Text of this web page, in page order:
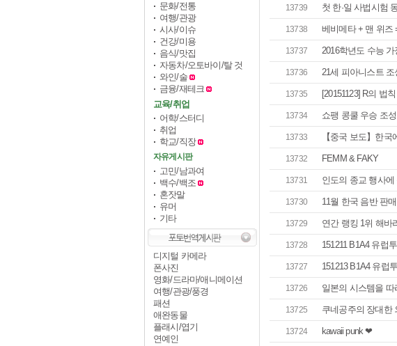
문화/전통
여행/관광
시사/이슈
건강/미용
음식/맛집
자동차/오토바이/탈 것
와인/술
금융/재테크
교육/취업
어학/스터디
취업
학교/직장
자유게시판
고민/남과여
백수/백조
혼잣말
유머
기타
디지털 카메라
폰사진
영화/드라마/애니메이션
여행/관광/풍경
패션
애완동물
플래시/엽기
연예인
13739 첫 한·일 사법시험
13738 베비메타 + 맨 위즈
13737 2016학년도 수능
13736 21세 피아니스트
13735 [20151123] R의 법
13734 쇼팽 콩쿨 우승 조
13733 【중국 보도】한
13732 FEMM & FAKY
13731 인도의 종교 행사
13730 11월 한국 음반 판
13729 연간 랭킹 1위 해바
13728 151211 B1A4 유럽
13727 151213 B1A4 유럽
13726 일본의 시스템을
13725 쿠네공주의 장대한
13724 kawaii punk ❤